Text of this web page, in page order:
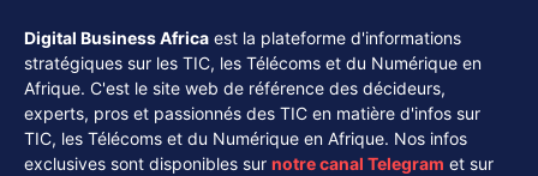
Digital Business Africa est la plateforme d'informations
stratégiques sur les TIC, les Télécoms et du Numérique en
Afrique. C'est le site web de référence des décideurs,
experts, pros et passionnés des TIC en matière d'infos sur
TIC, les Télécoms et du Numérique en Afrique. Nos infos
exclusives sont disponibles sur notre canal Telegram et sur